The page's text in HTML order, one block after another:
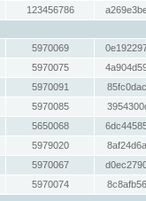
123456786
5970069
5970075
5970091
5970085
5650068
5979020
5970067
5970074